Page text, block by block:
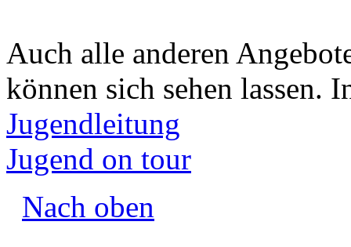
Auch alle anderen
können sich sehen lassen.
Jugendleitung
Jugend on tour
Nach oben